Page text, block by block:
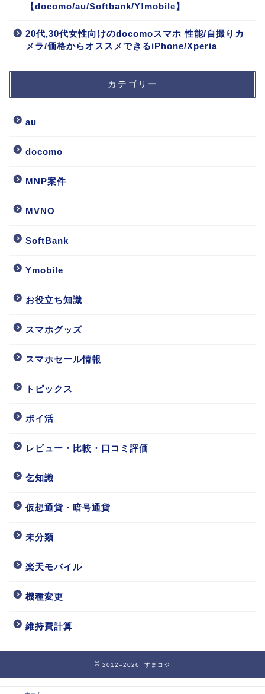
【docomo/au/Softbank/Y!mobile】
20代,30代女性向けのdocomoスマホ 性能/自撮りカ
メラ/価格からオススメできるiPhone/Xperia
カテゴリー
au
docomo
MNP案件
MVNO
SoftBank
Ymobile
お役立ち知識
スマホグッズ
スマホセール情報
トピックス
ポイ活
レビュー・比較・口コミ評価
乞知識
仮想通貨・暗号通貨
未分類
楽天モバイル
機種変更
維持費計算
2012–2026 すまコジ